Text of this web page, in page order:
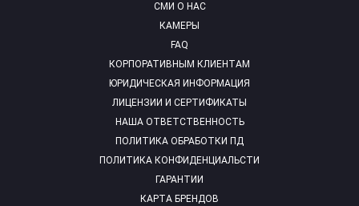
СМИ О НАС
КАМЕРЫ
FAQ
КОРПОРАТИВНЫМ КЛИЕНТАМ
ЮРИДИЧЕСКАЯ ИНФОРМАЦИЯ
ЛИЦЕНЗИИ И СЕРТИФИКАТЫ
НАША ОТВЕТСТВЕННОСТЬ
ПОЛИТИКА ОБРАБОТКИ ПД
ПОЛИТИКА КОНФИДЕНЦИАЛЬСТИ
ГАРАНТИИ
КАРТА БРЕНДОВ